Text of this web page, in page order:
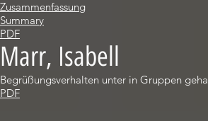
Zusammenfassung
Summary
PDF
Marr, Isabell
Begrüßungsverhalten unter in Gruppen
PDF